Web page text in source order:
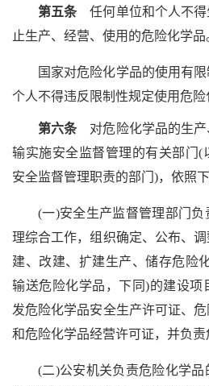
第五条任何单位和个人不得
止生产、经营、使用的危险化学品
国家对危险化学品的使用有
个人不得违反限制性规定使用危险
第六条
对危险化学品的生
输实施安全监督管理的有关部门(
安全监督管理职责的部门)，依照
(一)安全生产监督管理部门
理综合工作，组织确定、公布、
建、改建、扩建生产、储存危险
输送危险化学品，下同)的建设项
发危险化学品安全生产许可证、
和危险化学品经营许可证，并负责
(二)公安机关负责危险化学品